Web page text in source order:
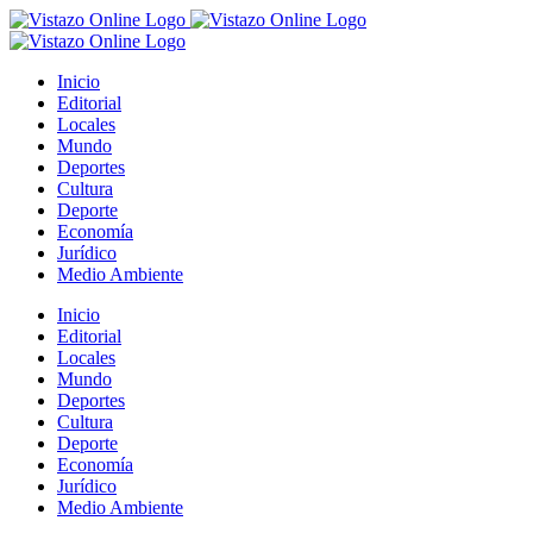
Saltar
al
Inicio
Editorial
Locales
Mundo
Deportes
Cultura
Deporte
Economía
Jurídico
Medio Ambiente
Inicio
Editorial
Locales
Mundo
Deportes
Cultura
Deporte
Economía
Jurídico
Medio Ambiente